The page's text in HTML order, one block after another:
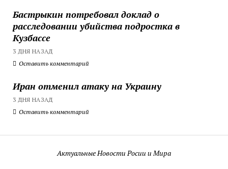
Бастрыкин потребовал доклад о
расследовании убийства подростка в
Кузбассе
3 ДНЯ НАЗАД
Оставить комментарий
Иран отменил атаку на Украину
3 ДНЯ НАЗАД
Оставить комментарий
Актуальные Новости Росии и Мира